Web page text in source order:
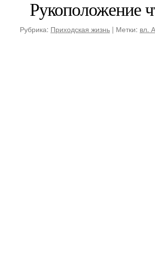
Рукоположение
Рубрика: Приходская жизнь | Метки: вл.